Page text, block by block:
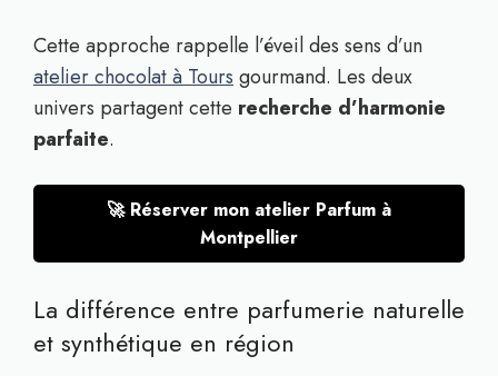
Cette approche rappelle l’éveil des sens d’un
atelier chocolat à Tours gourmand. Les deux
univers partagent cette recherche d’harmonie
parfaite.
🚀 Réserver mon atelier Parfum à
Montpellier
La différence entre parfumerie naturelle
et synthétique en région